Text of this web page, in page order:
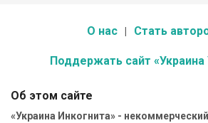
О нас Стать
Поддержать сайт «Украина
Об этом сайте
«Украина Инкогнита» -